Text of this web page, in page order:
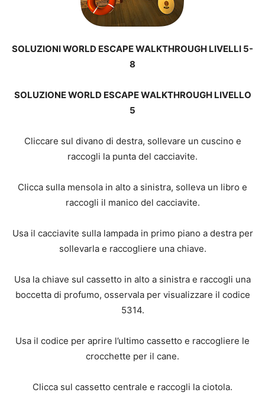
SOLUZIONI WORLD ESCAPE WALKTHROUGH LIVELLI 5-
8
SOLUZIONE WORLD ESCAPE WALKTHROUGH LIVELLO
5
Cliccare sul divano di destra, sollevare un cuscino e
raccogli la punta del cacciavite.
Clicca sulla mensola in alto a sinistra, solleva un libro e
raccogli il manico del cacciavite.
Usa il cacciavite sulla lampada in primo piano a destra per
sollevarla e raccogliere una chiave.
Usa la chiave sul cassetto in alto a sinistra e raccogli una
boccetta di profumo, osservala per visualizzare il codice
5314.
Usa il codice per aprire l’ultimo cassetto e raccogliere le
crocchette per il cane.
Clicca sul cassetto centrale e raccogli la ciotola.